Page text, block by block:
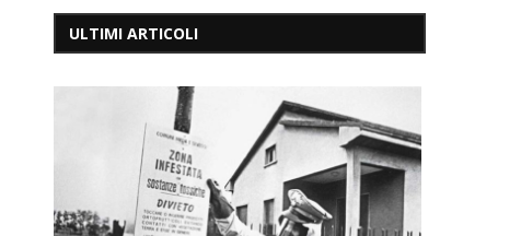
ULTIMI ARTICOLI